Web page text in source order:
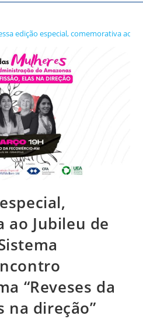
edição especial, comemorativa ao
ao Jubileu de
“Reveses da
na direção”